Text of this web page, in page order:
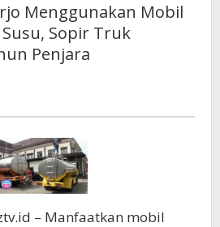
Mobil
Terancam
Menggunakan Mobil
Sopir Truk
Penjara
– Manfaatkan mobil